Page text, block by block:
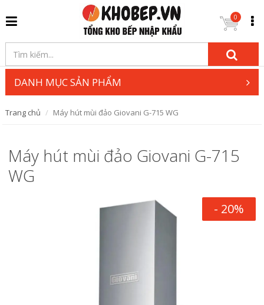
0
DANH MỤC SẢN PHẨM
Trang chủ Máy hút mùi đảo Giovani G-715 WG
Máy hút mùi đảo Giovani G-715
WG
- 20%